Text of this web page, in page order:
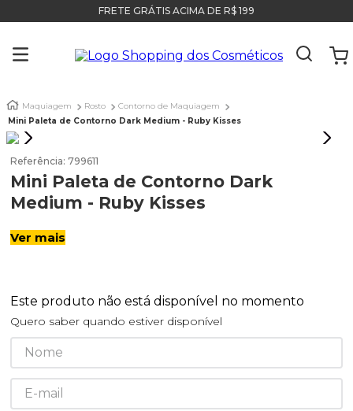
FRETE GRÁTIS ACIMA DE R$ 199
Maquiagem Rosto
Contorno de Maquiagem
Mini Paleta de Contorno Dark Medium - Ruby Kisses
Referência: 799611
Mini Paleta de Contorno Dark
Medium - Ruby Kisses
Ver mais
Este produto não está disponível no momento
Quero saber quando estiver disponível